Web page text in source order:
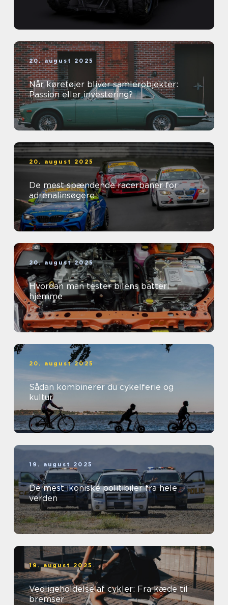
20. august 2025
Når køretøjer bliver samlerobjekter:
Passion eller investering?
20. august 2025
De mest spændende racerbaner for
adrenalinsøgere
20. august 2025
Hvordan man tester bilens batteri
hjemme
20. august 2025
Sådan kombinerer du cykelferie og
kultur
19. august 2025
De mest ikoniske politibiler fra hele
verden
19. august 2025
Vedligeholdelse af cykler: Fra kæde til
bremser